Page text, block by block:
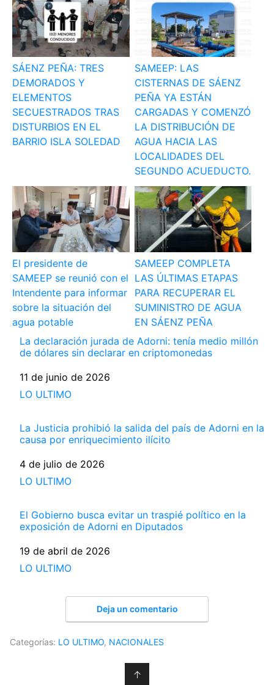
SÁENZ PEÑA: TRES
DEMORADOS Y
ELEMENTOS
SECUESTRADOS TRAS
DISTURBIOS EN EL
BARRIO ISLA SOLEDAD
SAMEEP: LAS
CISTERNAS DE SÁENZ
PEÑA YA ESTÁN
CARGADAS Y COMENZÓ
LA DISTRIBUCIÓN DE
AGUA HACIA LAS
LOCALIDADES DEL
SEGUNDO ACUEDUCTO.
El presidente de
SAMEEP se reunió con el
Intendente para informar
sobre la situación del
agua potable
SAMEEP COMPLETA
LAS ÚLTIMAS ETAPAS
PARA RECUPERAR EL
SUMINISTRO DE AGUA
EN SÁENZ PEÑA
La declaración jurada de Adorni: tenía medio millón
de dólares sin declarar en criptomonedas
Fecha
11 de junio de 2026
Respecto a
LO ULTIMO
La Justicia prohibió la salida del país de Adorni en la
causa por enriquecimiento ilícito
Fecha
4 de julio de 2026
Respecto a
LO ULTIMO
El Gobierno busca evitar un traspié político en la
exposición de Adorni en Diputados
Fecha
19 de abril de 2026
Respecto a
LO ULTIMO
Deja un comentario
Categorías: LO ULTIMO, NACIONALES
↑